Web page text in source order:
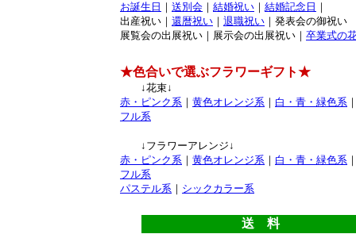
お誕生日 ｜ 送別会 ｜ 結婚祝い ｜ 結婚記念日 ｜
出産祝い｜ 還暦祝い ｜ 退職祝い ｜発表会の御祝い
展覧会の出展祝い｜展示会の出展祝い｜ 卒業式の
★色合いで選ぶフラワーギフト★
↓花束↓
赤・ピンク系 ｜ 黄色オレンジ系 ｜ 白・青・緑色系
フル系
↓フラワーアレンジ↓
赤・ピンク系 ｜ 黄色オレンジ系 ｜ 白・青・緑色系
フル系
パステル系 ｜ シックカラー系
送 料